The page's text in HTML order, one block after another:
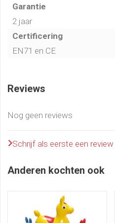
Garantie
2 jaar
Certificering
EN71 en CE
Reviews
Nog geen reviews
Schrijf als eerste een review
Anderen kochten ook